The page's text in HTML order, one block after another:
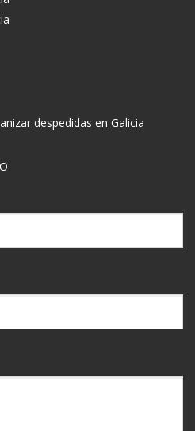
despedidas en Galicia